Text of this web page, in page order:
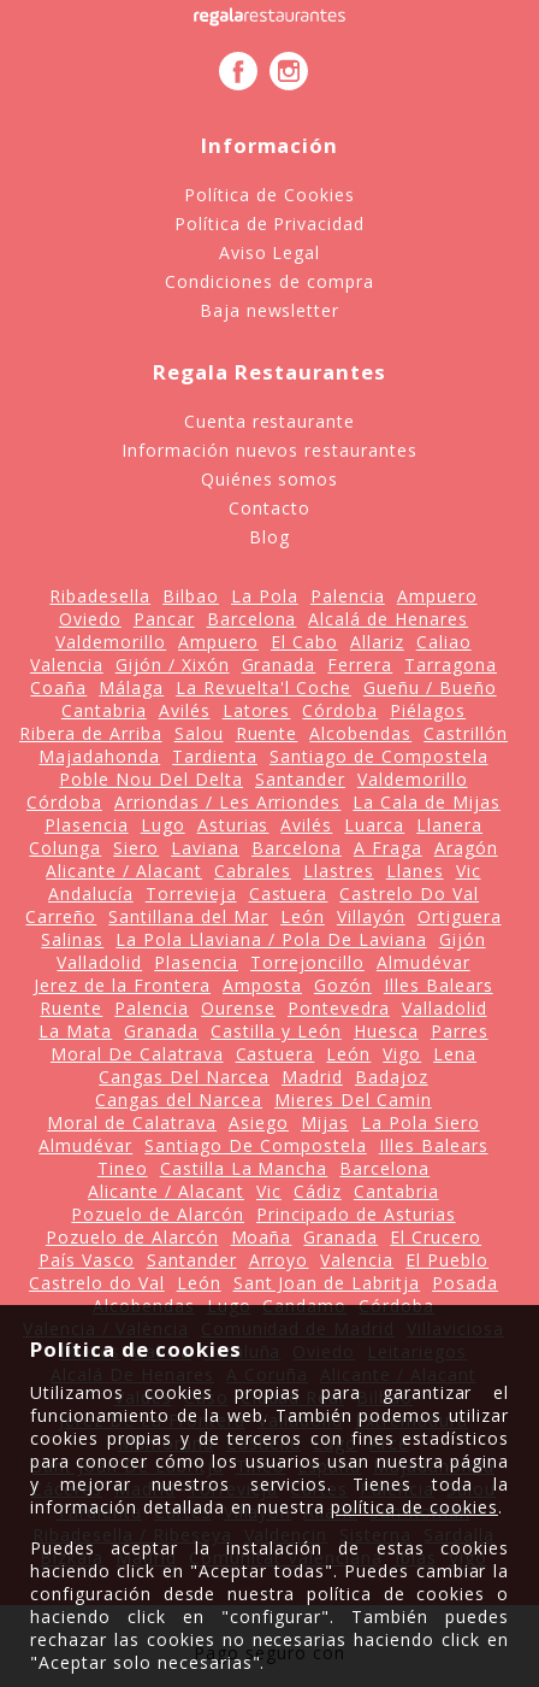
Información
Política de Cookies
Política de Privacidad
Aviso Legal
Condiciones de compra
Baja newsletter
Regala Restaurantes
Cuenta restaurante
Información nuevos restaurantes
Quiénes somos
Contacto
Blog
Ribadesella Bilbao La Pola Palencia
Ampuero
Oviedo
Pancar Barcelona
Alcalá de Henares
Valdemorillo
Ampuero El Cabo Allariz
Caliao
Valencia
Gijón / Xixón Granada Ferrera
Tarragona
Coaña
Málaga La Revuelta'l Coche
Gueñu / Bueño
Cantabria
Avilés Latores Córdoba
Piélagos
Ribera de Arriba
Salou Ruente Alcobendas
Castrillón
Majadahonda
Tardienta
Santiago de Compostela
Poble Nou Del Delta
Santander Valdemorillo
Córdoba
Arriondas / Les Arriondes
La Cala de Mijas
Plasencia
Lugo Asturias Avilés Luarca
Llanera
Colunga
Siero Laviana Barcelona A Fraga
Aragón
Alicante / Alacant
Cabrales Llastres Llanes
Vic
Andalucía
Torrevieja Castuera
Castrelo Do Val
Carreño
Santillana del Mar León Villayón
Ortiguera
Salinas
La Pola Llaviana / Pola De Laviana
Gijón
Valladolid
Plasencia Torrejoncillo
Almudévar
Jerez de la Frontera
Amposta Gozón
Illes Balears
Ruente
Palencia Ourense Pontevedra
Valladolid
La Mata
Granada Castilla y León Huesca
Parres
Moral De Calatrava
Castuera León Vigo
Lena
Cangas Del Narcea
Madrid
Badajoz
Cangas del Narcea
Mieres Del Camin
Moral de Calatrava
Asiego Mijas
La Pola Siero
Almudévar
Santiago De Compostela
Illes Balears
Tineo
Castilla La Mancha
Barcelona
Alicante / Alacant Vic Cádiz
Cantabria
Pozuelo de Alarcón
Principado de Asturias
Pozuelo de Alarcón
Moaña Granada
El Crucero
País Vasco
Santander Arroyo Valencia
El Pueblo
Castrelo do Val
León Sant Joan de Labritja
Posada
Alcobendas Lugo Candamo Córdoba
Mieres
Galicia Cataluña
Valdés Caso Ciudad Real Bilbao
Jerez De La Frontera Valladolid
Extremadura
Mamorana Castiellu Lugo Arce
Sant Joan De Labritja Tineo España
Majadahonda
Cáceres Madrid Torrevieja Cartes Palencia Salou
Tardienta
Cartes Villayón Allariz San Roman
Bizkaia
Madrid Comunitat Valenciana Ibias Vigo
Pago seguro con
Política de cookies
Utilizamos cookies propias para garantizar el
funcionamiento de la web. También podemos utilizar
cookies propias y de terceros con fines estadísticos
para conocer cómo los usuarios usan nuestra página
y mejorar nuestros servicios. Tienes toda la
información detallada en nuestrapolítica de cookies.
Puedes aceptar la instalación de estas cookies
haciendo click en "Aceptar todas". Puedes cambiar la
configuración desde nuestra política de cookies o
haciendo click en "configurar". También puedes
rechazar las cookies no necesarias haciendo click en
"Aceptar solo necesarias".